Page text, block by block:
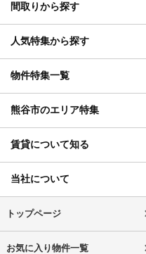
間取りから探す
人気特集から探す
物件特集一覧
熊谷市のエリア特集
賃貸について知る
当社について
トップページ
お気に入り物件一覧